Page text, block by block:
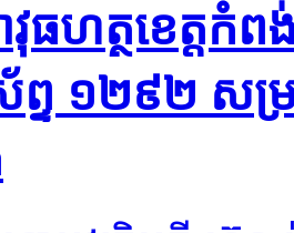
វុធហត្ថខេត្តកំព
ទ ១២៩២ សម្រា